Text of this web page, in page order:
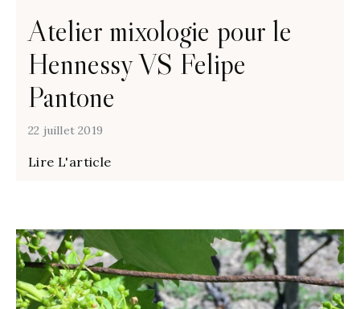
Atelier mixologie pour le
Hennessy VS Felipe
Pantone
22 juillet 2019
Lire L'article